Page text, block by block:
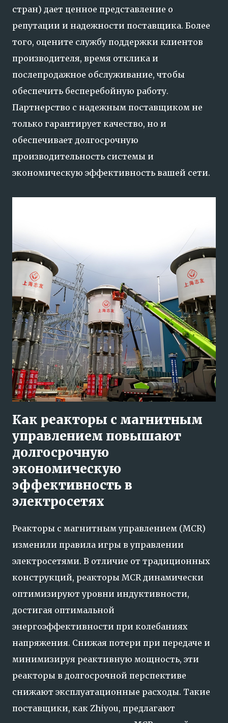
стран) дает ценное представление о
репутации и надежности поставщика. Более
того, оцените службу поддержки клиентов
производителя, время отклика и
послепродажное обслуживание, чтобы
обеспечить бесперебойную работу.
Партнерство с надежным поставщиком не
только гарантирует качество, но и
обеспечивает долгосрочную
производительность системы и
экономическую эффективность вашей сети.
Как реакторы с магнитным
управлением повышают
долгосрочную
экономическую
эффективность в
электросетях
Реакторы с магнитным управлением (MCR)
изменили правила игры в управлении
электросетями. В отличие от традиционных
конструкций, реакторы MCR динамически
оптимизируют уровни индуктивности,
достигая оптимальной
энергоэффективности при колебаниях
напряжения. Снижая потери при передаче и
минимизируя реактивную мощность, эти
реакторы в долгосрочной перспективе
снижают эксплуатационные расходы. Такие
поставщики, как Zhiyou, предлагают